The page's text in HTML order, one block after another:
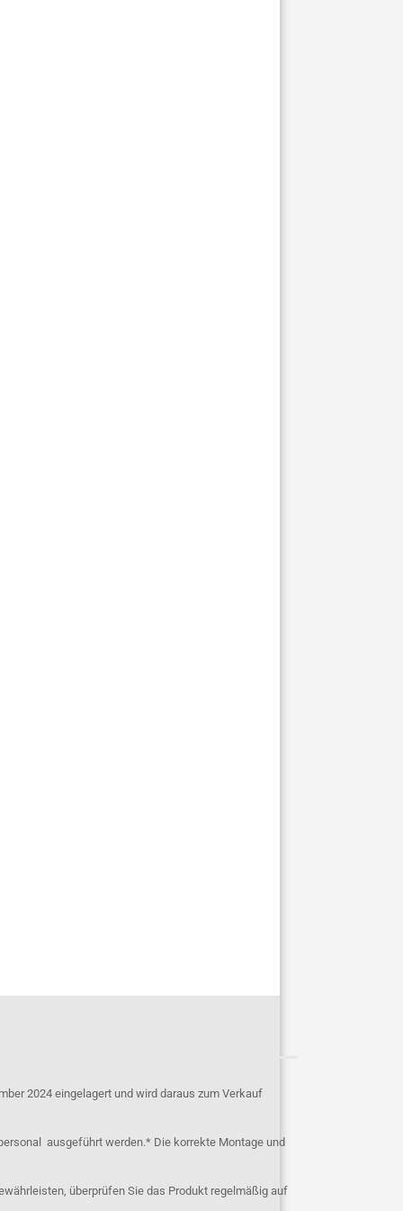
2024 eingelagert und wird daraus zum Verkauf
ausgeführt werden.* Die korrekte Montage und
überprüfen Sie das Produkt regelmäßig auf